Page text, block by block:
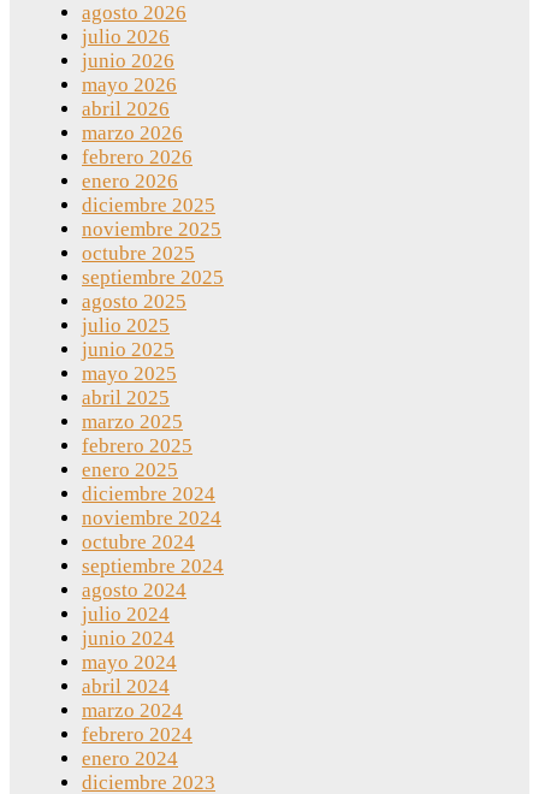
agosto 2026
julio 2026
junio 2026
mayo 2026
abril 2026
marzo 2026
febrero 2026
enero 2026
diciembre 2025
noviembre 2025
octubre 2025
septiembre 2025
agosto 2025
julio 2025
junio 2025
mayo 2025
abril 2025
marzo 2025
febrero 2025
enero 2025
diciembre 2024
noviembre 2024
octubre 2024
septiembre 2024
agosto 2024
julio 2024
junio 2024
mayo 2024
abril 2024
marzo 2024
febrero 2024
enero 2024
diciembre 2023